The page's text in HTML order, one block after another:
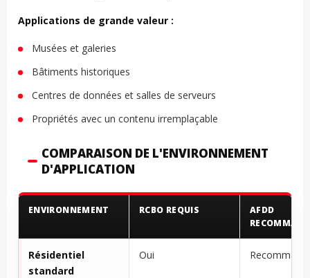
Applications de grande valeur :
Musées et galeries
Bâtiments historiques
Centres de données et salles de serveurs
Propriétés avec un contenu irremplaçable
COMPARAISON DE L'ENVIRONNEMENT
D'APPLICATION
ENVIRONNEMENT RCBO REQUIS
AFDD
Résidentiel
standard
Oui